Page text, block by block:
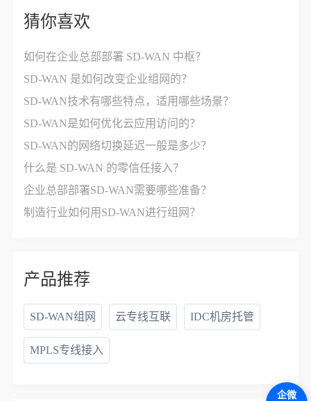
猜你喜欢
如何在企业总部部署 SD-WAN 中枢？
SD-WAN 是如何改变企业组网的？
SD-WAN技术有哪些特点，适用哪些场景？
SD-WAN是如何优化云应用访问的？
SD-WAN的网络切换延迟一般是多少？
什么是 SD-WAN 的零信任接入？
企业总部部署SD-WAN需要哪些准备？
制造行业如何用SD-WAN进行组网？
产品推荐
SD-WAN组网 云专线互联 IDC机房托管
MPLS专线接入
企微